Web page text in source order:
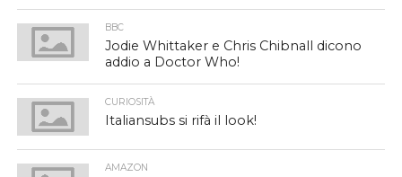
BBC
Jodie Whittaker e Chris Chibnall dicono
addio a Doctor Who!
CURIOSITÀ
Italiansubs si rifà il look!
AMAZON